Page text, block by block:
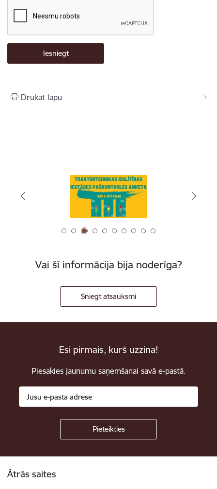
Drukāt lapu
Vai šī informācija bija noderīga?
Sniegt atsauksmi
Esi pirmais, kurš uzzina!
Piesakies jaunumu saņemšanai savā e-pastā.
Ātrās saites